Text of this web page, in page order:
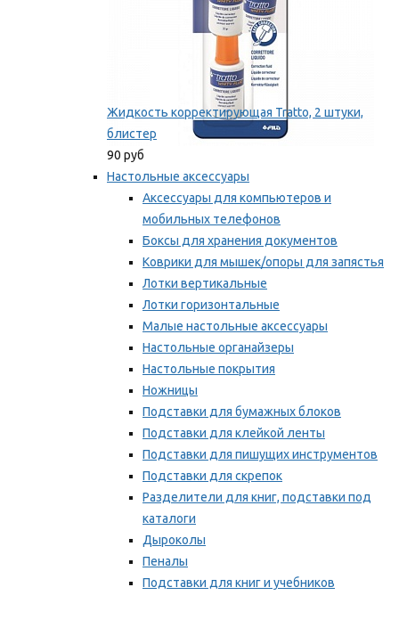
Жидкость корректирующая Tratto, 2 штуки,
блистер
90 руб
Настольные аксессуары
Аксессуары для компьютеров и
мобильных телефонов
Боксы для хранения документов
Коврики для мышек/опоры для запястья
Лотки вертикальные
Лотки горизонтальные
Малые настольные аксессуары
Настольные органайзеры
Настольные покрытия
Ножницы
Подставки для бумажных блоков
Подставки для клейкой ленты
Подставки для пишущих инструментов
Подставки для скрепок
Разделители для книг, подставки под
каталоги
Дыроколы
Пеналы
Подставки для книг и учебников